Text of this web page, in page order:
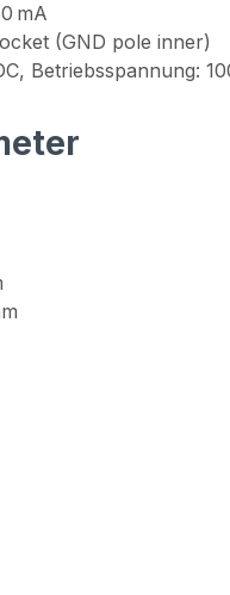
mA
(GND pole inner)
Betriebsspannung: